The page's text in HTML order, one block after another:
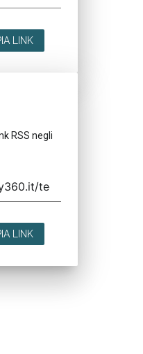
LINK
RSS negli
LINK